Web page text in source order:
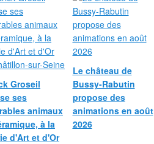
Groseil
ses
animaux
à la
d'Art et d'Or
Le château de
Bussy-Rabutin
propose des
animations en août
2026